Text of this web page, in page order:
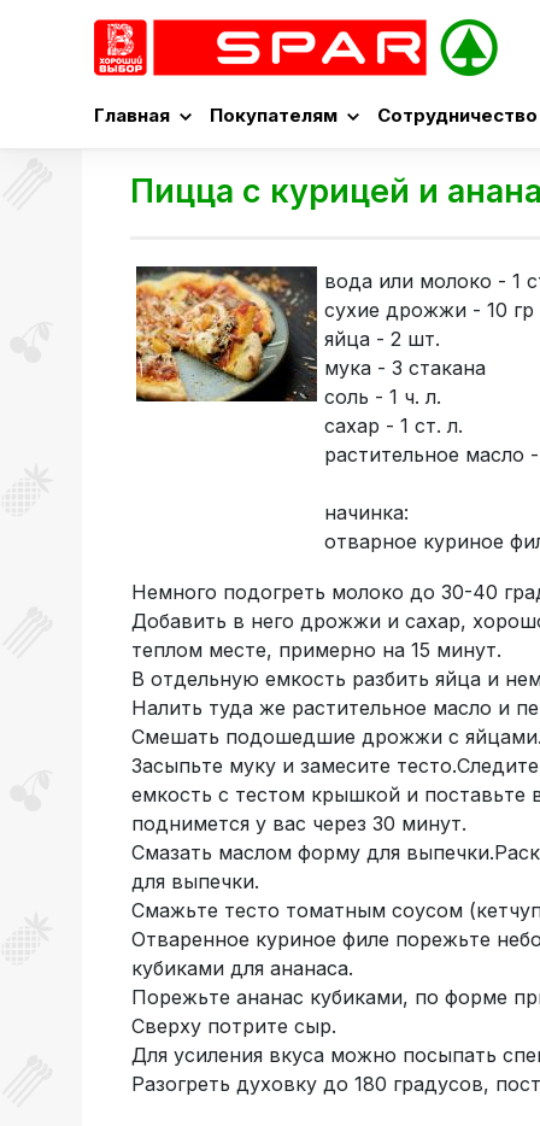
Главная Покупателям Сотрудничество
Пицца с курицей и
вода или молоко - 1
сухие дрожжи - 10 гр
яйца - 2 шт.
мука - 3 стакана
соль - 1 ч. л.
сахар - 1 ст. л.
растительное масло
начинка:
отварное куриное
Немного подогреть молоко до 30-40
Добавить в него дрожжи и сахар,
теплом месте, примерно на 15 минут.
В отдельную емкость разбить яйца и
Налить туда же растительное масло и
Смешать подошедшие дрожжи с
Засыпьте муку и замесите
емкость с тестом крышкой и поставьте
поднимется у вас через 30 минут.
Смазать маслом форму для
для выпечки.
Смажьте тесто томатным соусом
Отваренное куриное филе порежьте
кубиками для ананаса.
Порежьте ананас кубиками, по форме
Сверху потрите сыр.
Для усиления вкуса можно посыпать
Разогреть духовку до 180 градусов,